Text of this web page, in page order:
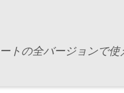
トの全バージョンで